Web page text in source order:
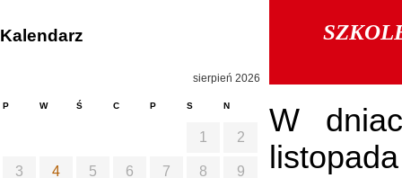
W
Kalendarz
sierpień 2026
P W Ś C P S N
1 2
3 4 5 6 7 8 9